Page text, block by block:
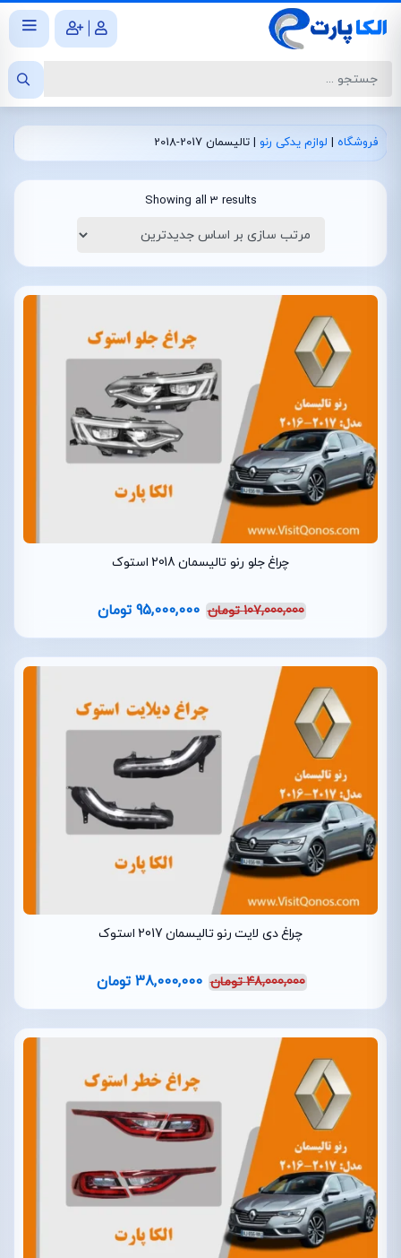
|
فروشگاه | لوازم یدکی رنو | تالیسمان 2017-2018
Showing all 3 results
چراغ جلو رنو تالیسمان 2018 استوک
107,000,000 تومان 95,000,000 تومان
چراغ دی لایت رنو تالیسمان 2017 استوک
48,000,000 تومان 38,000,000 تومان